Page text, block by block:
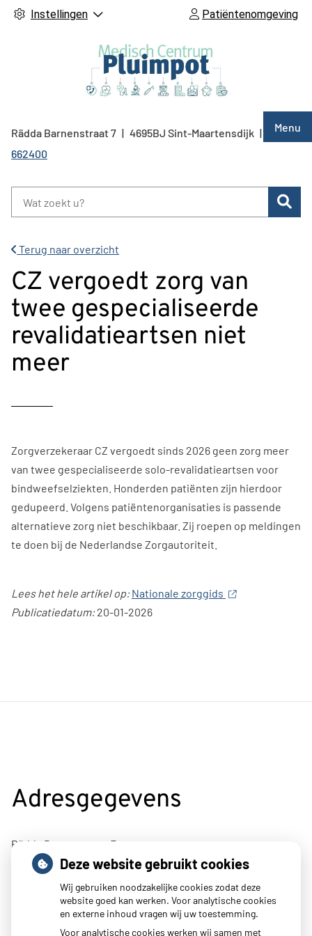
Instellingen Patiëntenomgeving
Menu
Rädda Barnenstraat7 4695BJ Sint-Maartensdijk
0166
662400
Terug naar overzicht
CZ vergoedt zorg van
twee gespecialiseerde
revalidatieartsen niet
meer
Zorgverzekeraar CZ vergoedt sinds 2026 geen zorg meer
van twee gespecialiseerde solo-revalidatieartsen voor
bindweefselziekten. Honderden patiënten zijn hierdoor
gedupeerd. Volgens patiëntenorganisaties is passende
alternatieve zorg niet beschikbaar. Zij roepen op meldingen
te doen bij de Nederlandse Zorgautoriteit.
Lees het hele artikel op: Nationale zorggids
Publicatiedatum:20-01-2026
Adresgegevens
Rädda Barnenstraat 7
4695BJ Sint-Maartensdijk
0166 662400
info@mcpluimpot.nl
Deze website gebruikt cookies
Wij gebruiken noodzakelijke cookies zodat deze
website goed kan werken. Voor analytische cookies
en externe inhoud vragen wij uw toestemming.
Voor analytische cookies werken wij samen met